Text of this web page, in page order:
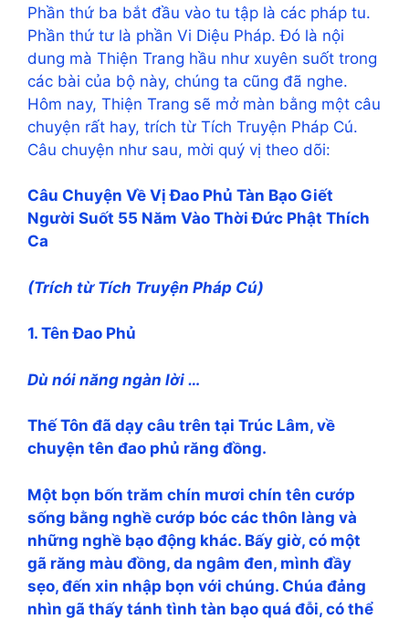
Phần thứ ba bắt đầu vào tu tập là các pháp tu.
Phần thứ tư là phần Vi Diệu Pháp. Đó là nội
dung mà Thiện Trang hầu như xuyên suốt trong
các bài của bộ này, chúng ta cũng đã nghe.
Hôm nay, Thiện Trang sẽ mở màn bằng một câu
chuyện rất hay, trích từ Tích Truyện Pháp Cú.
Câu chuyện như sau, mời quý vị theo dõi:
Câu Chuyện Về Vị Đao Phủ Tàn Bạo Giết
Người Suốt 55 Năm Vào Thời Đức Phật Thích
Ca
(Trích từ Tích Truyện Pháp Cú)
1. Tên Ðao Phủ
Dù nói năng ngàn lời …
Thế Tôn đã dạy câu trên tại Trúc Lâm, về
chuyện tên đao phủ răng đồng.
Một bọn bốn trăm chín mươi chín tên cướp
sống bằng nghề cướp bóc các thôn làng và
những nghề bạo động khác. Bấy giờ, có một
gã răng màu đồng, da ngâm đen, mình đầy
sẹo, đến xin nhập bọn với chúng. Chúa đảng
nhìn gã thấy tánh tình tàn bạo quá đỗi, có thể